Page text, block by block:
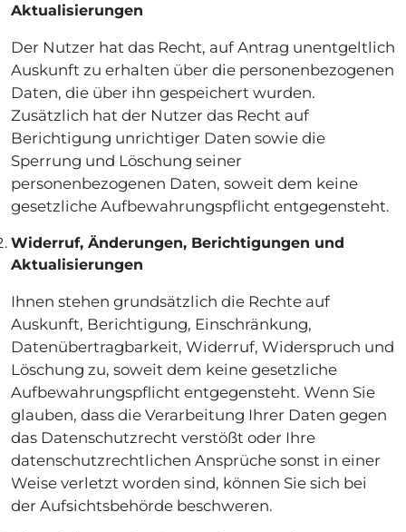
Aktualisierungen
Der Nutzer hat das Recht, auf Antrag unentgeltlich
Auskunft zu erhalten über die personenbezogenen
Daten, die über ihn gespeichert wurden.
Zusätzlich hat der Nutzer das Recht auf
Berichtigung unrichtiger Daten sowie die
Sperrung und Löschung seiner
personenbezogenen Daten, soweit dem keine
gesetzliche Aufbewahrungspflicht entgegensteht.
Widerruf, Änderungen, Berichtigungen und
Aktualisierungen
Ihnen stehen grundsätzlich die Rechte auf
Auskunft, Berichtigung, Einschränkung,
Datenübertragbarkeit, Widerruf, Widerspruch und
Löschung zu, soweit dem keine gesetzliche
Aufbewahrungspflicht entgegensteht. Wenn Sie
glauben, dass die Verarbeitung Ihrer Daten gegen
das Datenschutzrecht verstößt oder Ihre
datenschutzrechtlichen Ansprüche sonst in einer
Weise verletzt worden sind, können Sie sich bei
der Aufsichtsbehörde beschweren.